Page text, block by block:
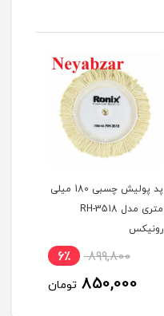
پد پولیش چسبی 180 میلی
متری مدل RH-3518
رونیکس
899,800 6٪
850,000 تومان